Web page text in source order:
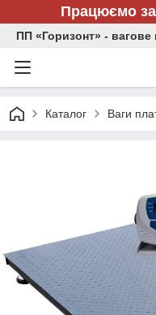
Працюємо
ПП «Горизонт» -
Каталог Ваги